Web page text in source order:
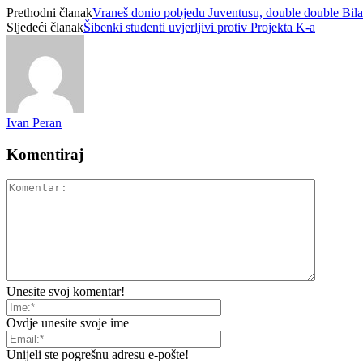
Prethodni članakVraneš donio pobjedu Juventusu, double double
Sljedeći članakŠibenki studenti uvjerljivi protiv Projekta K-a
Ivan Peran
Komentiraj
Unesite svoj komentar!
Ovdje unesite svoje ime
Unijeli ste pogrešnu adresu e-pošte!